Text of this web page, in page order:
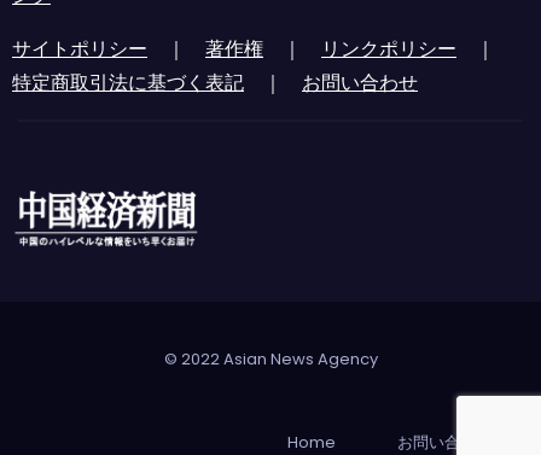
サイトポリシー ｜ 著作権 ｜ リンクポリシー ｜
特定商取引法に基づく表記 ｜ お問い合わせ
© 2022 Asian News Agency
Home お問い合わせ